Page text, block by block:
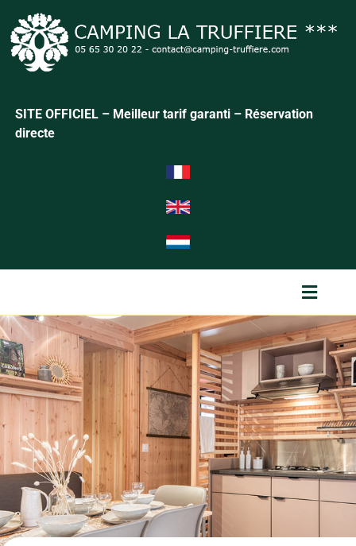
SITE OFFICIEL – Meilleur tarif garanti – Réservation
directe